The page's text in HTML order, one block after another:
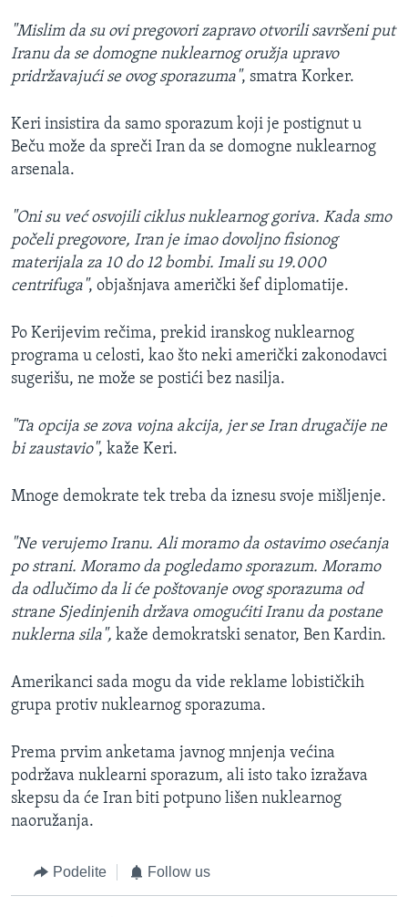
"Mislim da su ovi pregovori zapravo otvorili savršeni put
Iranu da se domogne nuklearnog oružja upravo
pridržavajući se ovog sporazuma", smatra Korker.
Keri insistira da samo sporazum koji je postignut u
Beču može da spreči Iran da se domogne nuklearnog
arsenala.
"Oni su već osvojili ciklus nuklearnog goriva. Kada smo
počeli pregovore, Iran je imao dovoljno fisionog
materijala za 10 do 12 bombi. Imali su 19.000
centrifuga", objašnjava američki šef diplomatije.
Po Kerijevim rečima, prekid iranskog nuklearnog
programa u celosti, kao što neki američki zakonodavci
sugerišu, ne može se postići bez nasilja.
"Ta opcija se zova vojna akcija, jer se Iran drugačije ne
bi zaustavio", kaže Keri.
Mnoge demokrate tek treba da iznesu svoje mišljenje.
"Ne verujemo Iranu. Ali moramo da ostavimo osećanja
po strani. Moramo da pogledamo sporazum. Moramo
da odlučimo da li će poštovanje ovog sporazuma od
strane Sjedinjenih država omogućiti Iranu da postane
nuklerna sila", kaže demokratski senator, Ben Kardin.
Amerikanci sada mogu da vide reklame lobističkih
grupa protiv nuklearnog sporazuma.
Prema prvim anketama javnog mnjenja većina
podržava nuklearni sporazum, ali isto tako izražava
skepsu da će Iran biti potpuno lišen nuklearnog
naoružanja.
Podelite Follow us